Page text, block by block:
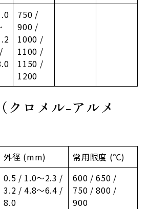
750 /
900 /
1000 /
1100 /
1150 /
1200
クロメル-アルメ
外径 (mm)
常用限度 (℃)
0.5 / 1.0～2.3 /
3.2 / 4.8～6.4 /
8.0
600 / 650 /
750 / 800 /
900